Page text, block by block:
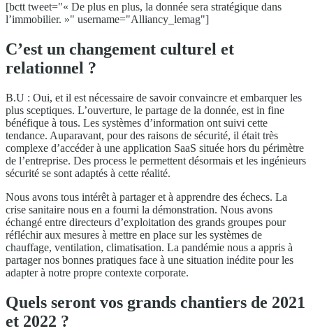
[bctt tweet="« De plus en plus, la donnée sera stratégique dans
l’immobilier. »" username="Alliancy_lemag"]
C’est un changement culturel et
relationnel ?
B.U : Oui, et il est nécessaire de savoir convaincre et embarquer les
plus sceptiques. L’ouverture, le partage de la donnée, est in fine
bénéfique à tous. Les systèmes d’information ont suivi cette
tendance. Auparavant, pour des raisons de sécurité, il était très
complexe d’accéder à une application SaaS située hors du périmètre
de l’entreprise. Des process le permettent désormais et les ingénieurs
sécurité se sont adaptés à cette réalité.
Nous avons tous intérêt à partager et à apprendre des échecs. La
crise sanitaire nous en a fourni la démonstration. Nous avons
échangé entre directeurs d’exploitation des grands groupes pour
réfléchir aux mesures à mettre en place sur les systèmes de
chauffage, ventilation, climatisation. La pandémie nous a appris à
partager nos bonnes pratiques face à une situation inédite pour les
adapter à notre propre contexte corporate.
Quels seront vos grands chantiers de 2021
et 2022 ?